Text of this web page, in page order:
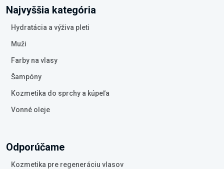
Najvyššia kategória
Hydratácia a výživa pleti
Muži
Farby na vlasy
Šampóny
Kozmetika do sprchy a kúpeľa
Vonné oleje
Odporúčame
Kozmetika pre regeneráciu vlasov